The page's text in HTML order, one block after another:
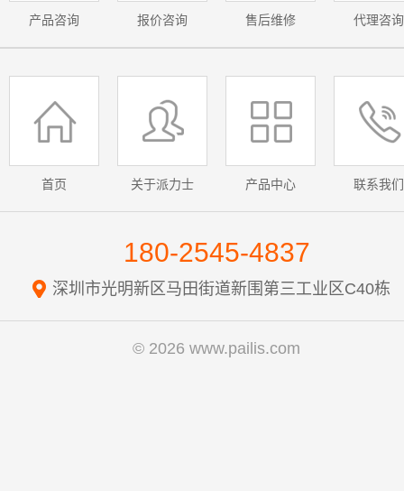
产品咨询 报价咨询 售后维修 代理咨询
首页 关于派力士 产品中心 联系我们
180-2545-4837
深圳市光明新区马田街道新围第三工业区C40栋
© 2026 www.pailis.com